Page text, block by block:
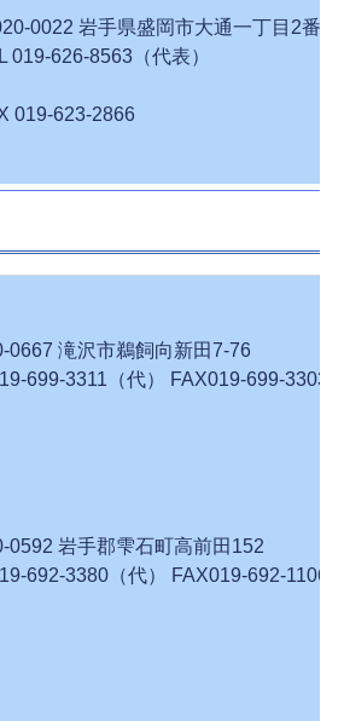
0022 岩手県盛岡市大通一丁目2番
019-626-8563（代表）
019-623-2866
0667 滝沢市鵜飼向新田
699-3311（代） FAX019-699-3303
0592 岩手郡雫石町高前
692-3380（代） FAX019-692-1106